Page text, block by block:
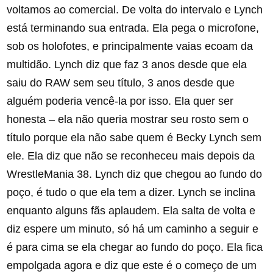
voltamos ao comercial. De volta do intervalo e Lynch
está terminando sua entrada. Ela pega o microfone,
sob os holofotes, e principalmente vaias ecoam da
multidão. Lynch diz que faz 3 anos desde que ela
saiu do RAW sem seu título, 3 anos desde que
alguém poderia vencê-la por isso. Ela quer ser
honesta – ela não queria mostrar seu rosto sem o
título porque ela não sabe quem é Becky Lynch sem
ele. Ela diz que não se reconheceu mais depois da
WrestleMania 38. Lynch diz que chegou ao fundo do
poço, é tudo o que ela tem a dizer. Lynch se inclina
enquanto alguns fãs aplaudem. Ela salta de volta e
diz espere um minuto, só há um caminho a seguir e
é para cima se ela chegar ao fundo do poço. Ela fica
empolgada agora e diz que este é o começo de um